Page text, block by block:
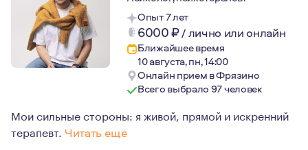
Опыт 7 лет
6000₽/лично или онлайн
Ближайшее время
10 августа, пн, 14:00
Онлайн прием в Фрязино
Всего выбрало 97 человек
Мои сильные стороны: я живой, прямой и искренний
терапевт. Читать еще